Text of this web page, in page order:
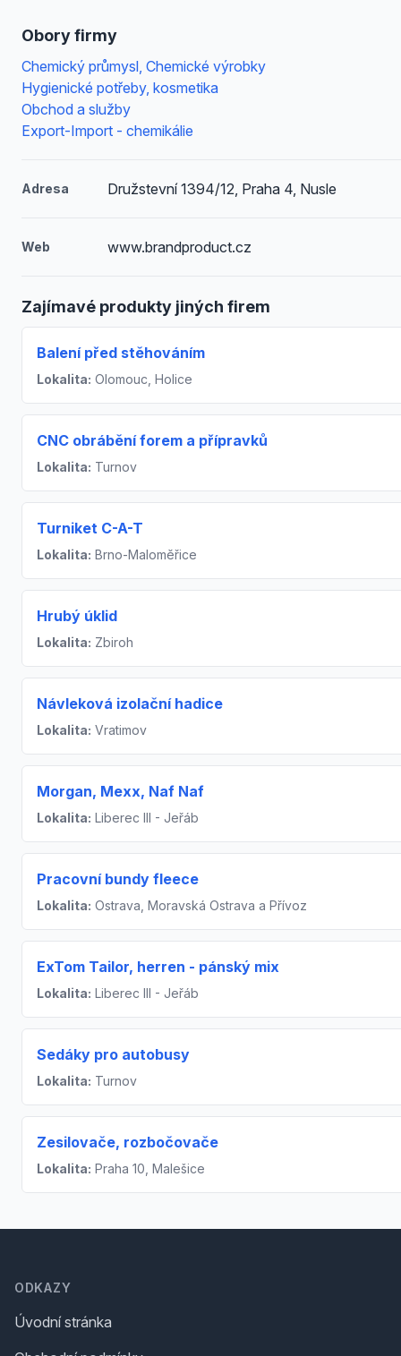
Obory firmy
Chemický průmysl, Chemické výrobky
Hygienické potřeby, kosmetika
Obchod a služby
Export-Import - chemikálie
Adresa Družstevní 1394/12, Praha 4, Nusle
Web www.brandproduct.cz
Zajímavé produkty jiných firem
Balení před stěhováním
Lokalita: Olomouc, Holice
CNC obrábění forem a přípravků
Lokalita: Turnov
Turniket C-A-T
Lokalita: Brno-Maloměřice
Hrubý úklid
Lokalita: Zbiroh
Návleková izolační hadice
Lokalita: Vratimov
Morgan, Mexx, Naf Naf
Lokalita: Liberec III - Jeřáb
Pracovní bundy fleece
Lokalita: Ostrava, Moravská Ostrava a Přívoz
ExTom Tailor, herren - pánský mix
Lokalita: Liberec III - Jeřáb
Sedáky pro autobusy
Lokalita: Turnov
Zesilovače, rozbočovače
Lokalita: Praha 10, Malešice
ODKAZY
Úvodní stránka